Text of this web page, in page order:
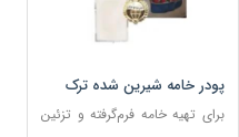
پودر خامه شیرین شده ترک
برای تهیه خامه فرم‌گرفته و تزئین